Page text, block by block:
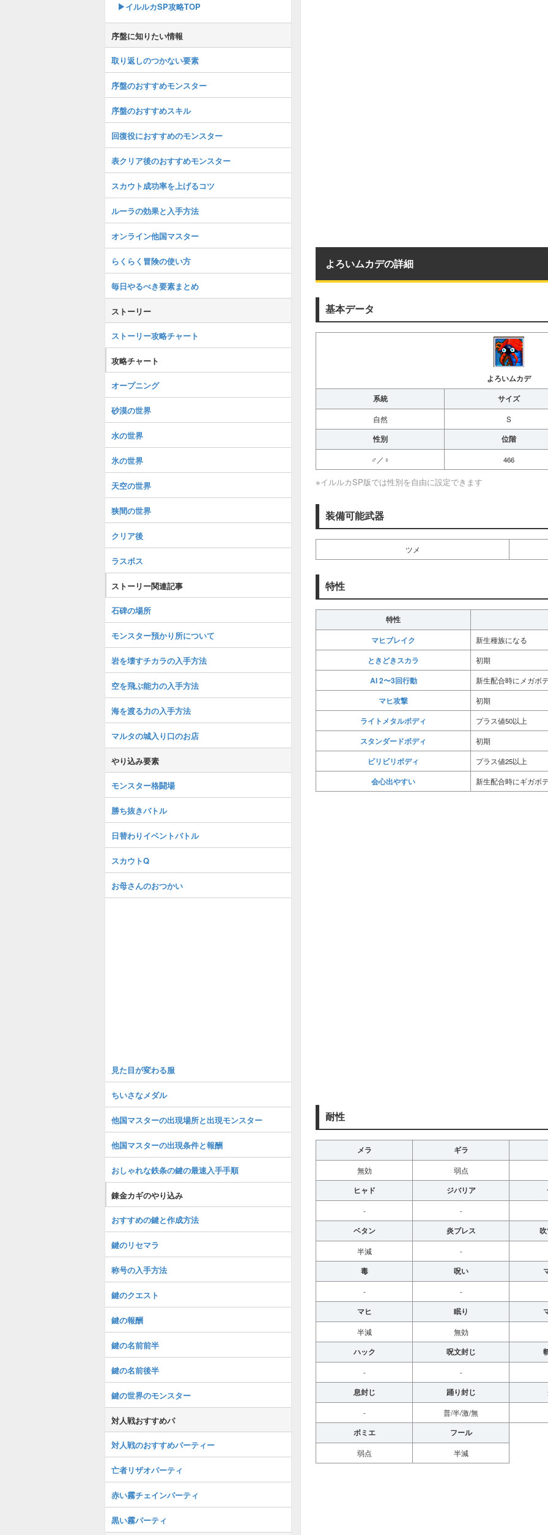
よろいムカデの詳細
基本データ
よろいムカデ
系統
サイズ
自然 S
性別 位階
♂／♀ 466
※イルルカSP版では性別を自由に設定できます
装備可能武器
ツメ
特性
特性
マヒブレイク 新生種族になる
ときどきスカラ 初期
AI 2〜3回行動 新生配合時にメガボ
マヒ攻撃 初期
ライトメタルボディ プラス値50以上
スタンダードボディ 初期
ビリビリボディ プラス値25以上
会心出やすい 新生配合時にギガボ
耐性
メラ ギラ
無効 弱点
ヒャド ジバリア
- -
ベタン 炎ブレス
半減 -
毒 呪い
- -
マヒ 眠り
半減 無効
ハック 呪文封じ
- -
息封じ 踊り封じ
- 普/半/激/無
ボミエ フール
弱点 半減
▶︎イルルカSP攻略TOP
序盤に知りたい情報
取り返しのつかない要素
序盤のおすすめモンスター
序盤のおすすめスキル
回復役におすすめのモンスター
表クリア後のおすすめモンスター
スカウト成功率を上げるコツ
ルーラの効果と入手方法
オンライン他国マスター
らくらく冒険の使い方
毎日やるべき要素まとめ
ストーリー
ストーリー攻略チャート
攻略チャート
オープニング
砂漠の世界
水の世界
氷の世界
天空の世界
狭間の世界
クリア後
ラスボス
ストーリー関連記事
石碑の場所
モンスター預かり所について
岩を壊すチカラの入手方法
空を飛ぶ能力の入手方法
海を渡る力の入手方法
マルタの城入り口のお店
やり込み要素
モンスター格闘場
勝ち抜きバトル
日替わりイベントバトル
スカウトQ
お母さんのおつかい
見た目が変わる服
ちいさなメダル
他国マスターの出現場所と出現モンスター
他国マスターの出現条件と報酬
おしゃれな鉄条の鍵の最速入手手順
錬金カギのやり込み
おすすめの鍵と作成方法
鍵のリセマラ
称号の入手方法
鍵のクエスト
鍵の報酬
鍵の名前前半
鍵の名前後半
鍵の世界のモンスター
対人戦おすすめパ
対人戦のおすすめパーティー
亡者リザオパーティ
赤い霧チェインパーティ
黒い霧パーティ